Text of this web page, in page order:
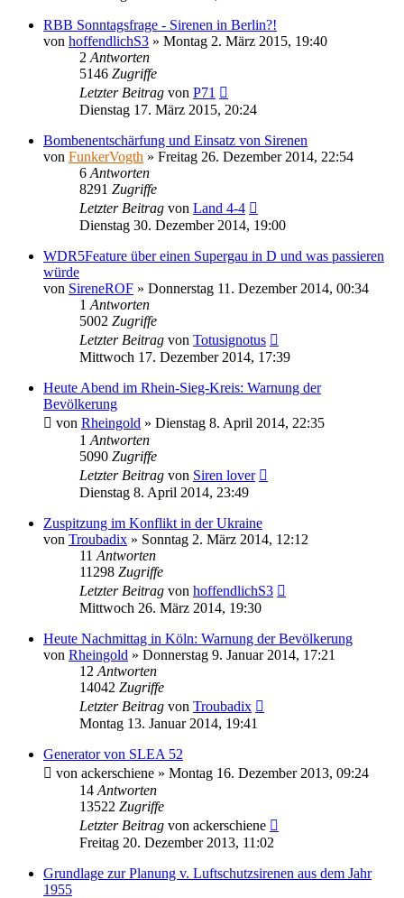
RBB Sonntagsfrage - Sirenen in Berlin?!
von hoffendlichS3 » Montag 2. März 2015, 19:40
2 Antworten
5146 Zugriffe
Letzter Beitrag von P71
Dienstag 17. März 2015, 20:24
Bombenentschärfung und Einsatz von Sirenen
von FunkerVogth » Freitag 26. Dezember 2014, 22:54
6 Antworten
8291 Zugriffe
Letzter Beitrag von Land 4-4
Dienstag 30. Dezember 2014, 19:00
WDR5Feature über einen Supergau in D und was passieren
würde
von SireneROF » Donnerstag 11. Dezember 2014, 00:34
1 Antworten
5002 Zugriffe
Letzter Beitrag von Totusignotus
Mittwoch 17. Dezember 2014, 17:39
Heute Abend im Rhein-Sieg-Kreis: Warnung der
Bevölkerung
von Rheingold » Dienstag 8. April 2014, 22:35
1 Antworten
5090 Zugriffe
Letzter Beitrag von Siren lover
Dienstag 8. April 2014, 23:49
Zuspitzung im Konflikt in der Ukraine
von Troubadix » Sonntag 2. März 2014, 12:12
11 Antworten
11298 Zugriffe
Letzter Beitrag von hoffendlichS3
Mittwoch 26. März 2014, 19:30
Heute Nachmittag in Köln: Warnung der Bevölkerung
von Rheingold » Donnerstag 9. Januar 2014, 17:21
12 Antworten
14042 Zugriffe
Letzter Beitrag von Troubadix
Montag 13. Januar 2014, 19:41
Generator von SLEA 52
von ackerschiene » Montag 16. Dezember 2013, 09:24
14 Antworten
13522 Zugriffe
Letzter Beitrag von ackerschiene
Freitag 20. Dezember 2013, 11:02
Grundlage zur Planung v. Luftschutzsirenen aus dem Jahr
1955